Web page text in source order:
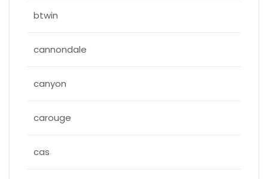
btwin
cannondale
canyon
carouge
cas